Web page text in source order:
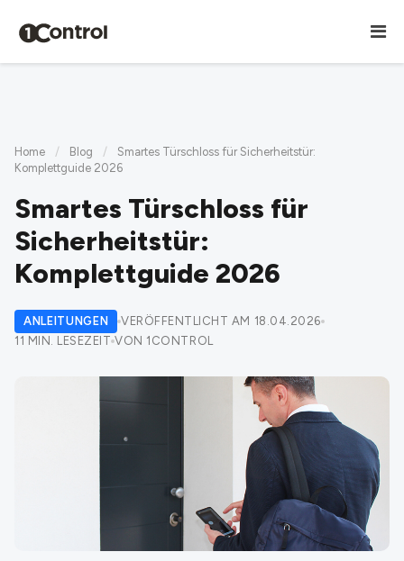
Home / Blog /
Smartes Türschloss für Sicherheitstür:
Komplettguide 2026
Smartes Türschloss für
Sicherheitstür:
Komplettguide 2026
ANLEITUNGEN
VERÖFFENTLICHT AM 18.04.2026
11 MIN. LESEZEIT VON 1CONTROL